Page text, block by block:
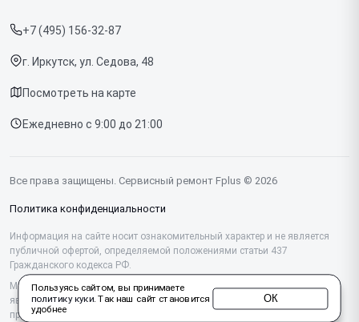
Срочный ремонт
Доставка и способы оплаты
Диагностика
Контакты
+7 (495) 156-32-87
г. Иркутск, ул. Седова, 48
Посмотреть на карте
Ежедневно с 9:00 до 21:00
Все права защищены. Сервисный ремонт Fplus © 2026
Политика конфиденциальности
Информация на сайте носит ознакомительный характер и не является
публичной офертой, определяемой положениями статьи 437
Гражданского кодекса РФ.
Мы специализируемся на обслуживании и ремонте техники Fplus, но не
являемся их официальным представителем. Предоставляем
профессиональные услуги после истечения гарантии, а также
Пользуясь сайтом, вы принимаете
политику куки. Так наш сайт становится
удобнее
ОК